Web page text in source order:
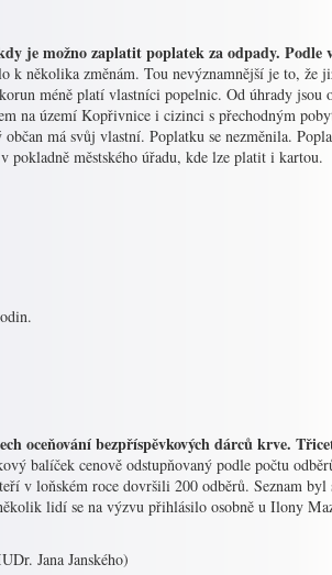
je možno zaplatit poplatek za odpady. Podle
k několika změnám. Tou nevýznamnější je to, že
méně platí vlastníci popelnic. Od úhrady jsou
na území Kopřivnice i cizinci s přechodným
má svůj vlastní. Poplatku se nezměnila.
pokladně městského úřadu, kde lze platit i kartou.
oceňování bezpříspěvkových dárců krve. Třicet
balíček cenově odstupňovaný podle počtu
v loňském roce dovršili 200 odběrů. Seznam byl
lidí se na výzvu přihlásilo osobně u Ilony
Jana Janského)